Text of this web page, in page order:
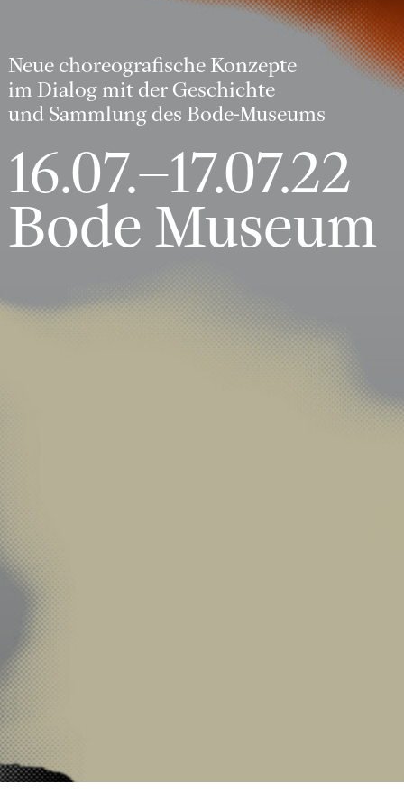
Neue choreografische Konzepte
im Dialog mit der Geschichte
und Sammlung des Bode-Museums
16.07.–17.07.22
Bode Museum